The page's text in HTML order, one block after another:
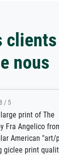
nous
/ 5
print of The
Fra Angelico
American "art/
giclee print